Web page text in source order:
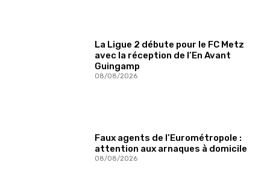
La Ligue 2 débute pour le FC Metz
avec la réception de l’En Avant
Guingamp
08/08/2026
Faux agents de l’Eurométropole :
attention aux arnaques à domicile
08/08/2026